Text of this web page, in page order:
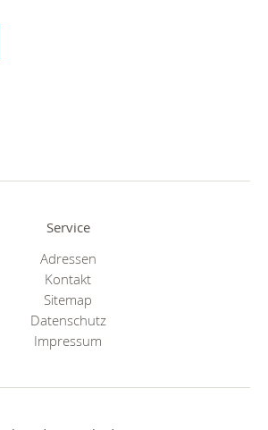
Service
Adressen
Kontakt
Sitemap
Datenschutz
Impressum